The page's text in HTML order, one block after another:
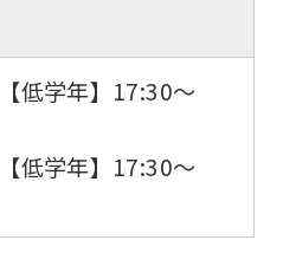
低学年】17:30〜
低学年】17:30〜